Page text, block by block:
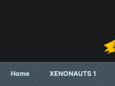
Home XENONAUTS 1